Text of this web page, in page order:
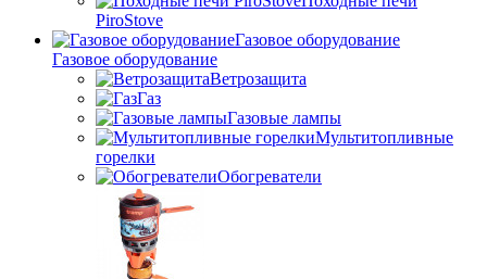
PiroStove
Газовое оборудование
Газовое оборудование
Ветрозащита
Газ
Газовые лампы
Мультитопливные
горелки
Обогреватели